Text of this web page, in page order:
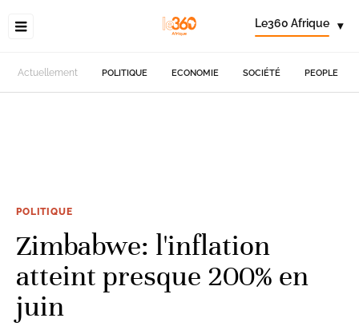
Le360 Afrique ▾
Actuellement POLITIQUE ECONOMIE SOCIÉTÉ PEOPLE
POLITIQUE
Zimbabwe: l'inflation
atteint presque 200% en
juin